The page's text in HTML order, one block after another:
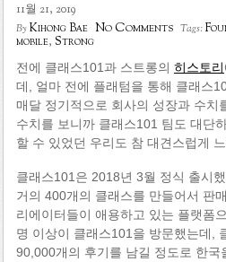
11월 21, 2019
ByKihong Bae No Comments Tags:
mobile, Strong
전에 클래스101과 스트롱의 히스토리
데, 얼마 전에 플래텀을 통해 클래스
매달 정기적으로 회사의 성장과 수치
수치를 보니까 클래스101 팀도 대단
할 수 있었던 우리도 참 대견스럽게
클래스101은 2018년 3월 정식 출시
거의 400개의 클래스를 만들어서 판
리에이터들이 애용하고 있는 플랫폼
명 이상이 클래스101을 방문했는데,
90,000개의 후기를 남길 정도로 한국